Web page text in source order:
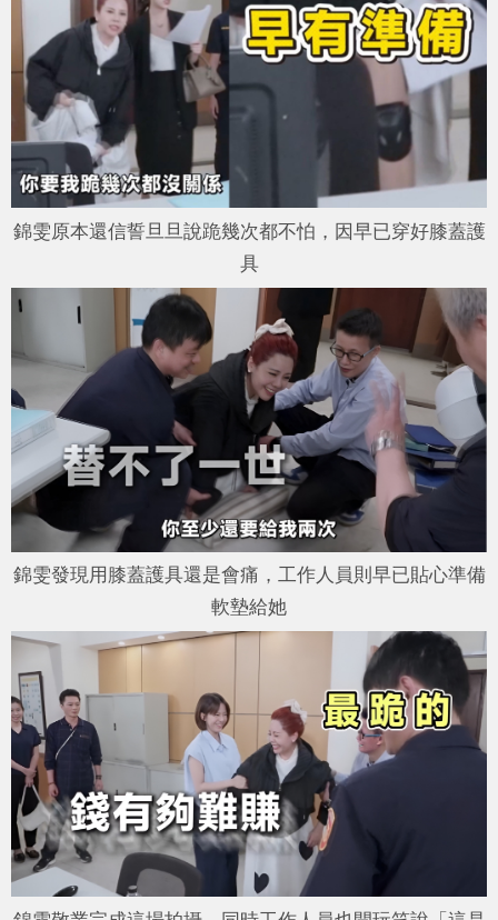
錦雯原本還信誓旦旦說跪幾次都不怕，因早已穿好膝蓋護
具
錦雯發現用膝蓋護具還是會痛，工作人員則早已貼心準備
軟墊給她